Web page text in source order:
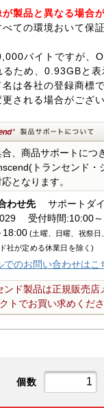
製品と異なる場合が
ての環境おいて保
バイトですが、
ため、0.93GBと表
は各社の登録商標で
される場合がござい
、商品サポートにつ
トランセンド・
となります。
わせ先サポートダイ
受付時間:10:00～
18:00 (土曜、日曜、祝祭日
社が定める休業日を除く)
でのお問い合わせはこ
ンド製品は正規販売店
トでお買い求めくださ
個数